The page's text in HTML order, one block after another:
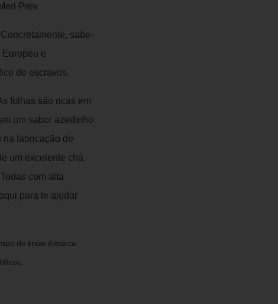
Prev
sabe-
e
de escravos.
folhas são ricas em
um sabor azedinho
na fabricação de
um excelente chá.
com alta
para te ajudar
de Ervas é marca